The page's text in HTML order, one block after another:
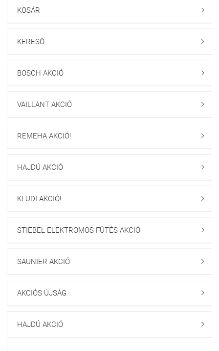
KOSÁR 
KERESŐ 
BOSCH AKCIÓ 
VAILLANT AKCIÓ 
REMEHA AKCIÓ! 
HAJDÚ AKCIÓ 
KLUDI AKCIÓ! 
STIEBEL ELEKTROMOS FŰTÉS AKCIÓ 
SAUNIER AKCIÓ 
AKCIÓS ÚJSÁG 
HAJDÚ AKCIÓ 